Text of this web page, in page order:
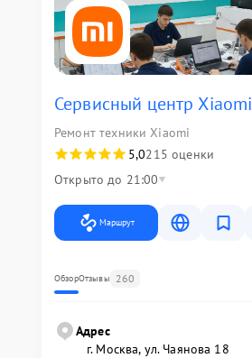
Сервисный центр Xiaomi
Ремонт техники Xiaomi
5,0215 оценки
Открыто до 21:00
Маршрут
ОбзорОтзывы 260
Адрес
г. Москва, ул. Чаянова 18